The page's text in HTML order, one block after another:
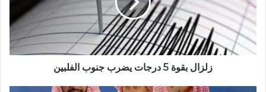
ي
ب
زلزال بقوة 5 درجات يضرب جنوب الفلبين